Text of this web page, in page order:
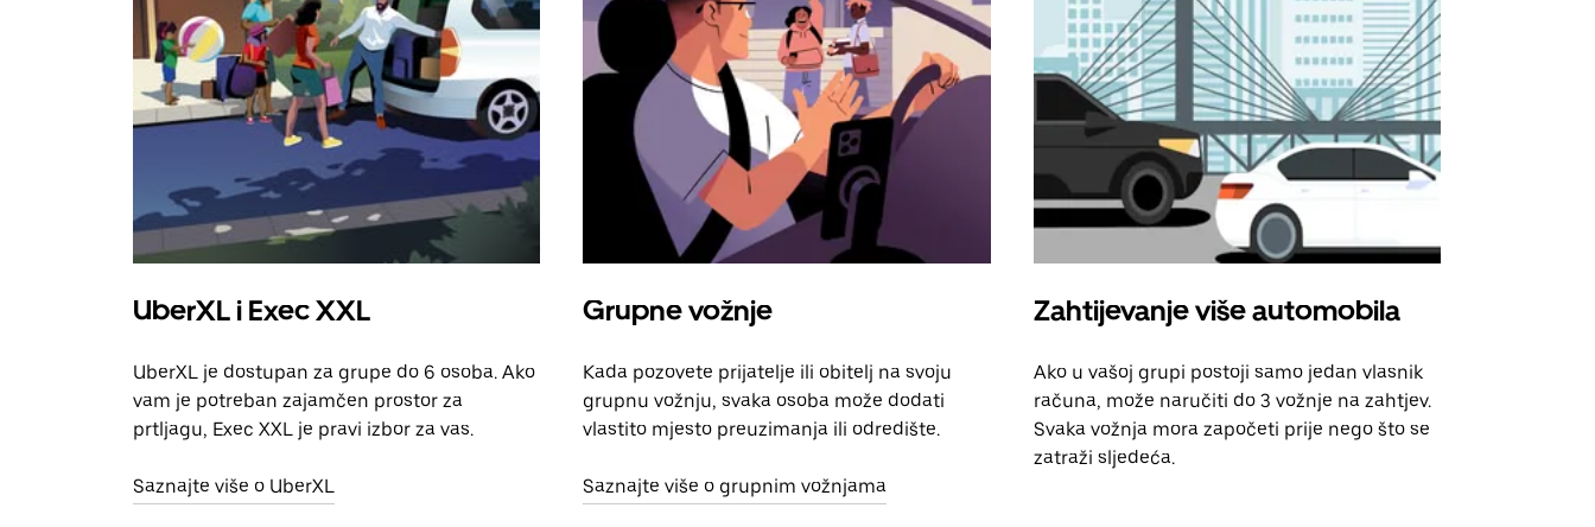
UberXL i Exec XXL
UberXL je dostupan za grupe do 6 osoba. Ako
vam je potreban zajamčen prostor za
prtljagu, Exec XXL je pravi izbor za vas.
Saznajte više o UberXL
Grupne vožnje
Kada pozovete prijatelje ili obitelj na svoju
grupnu vožnju, svaka osoba može dodati
vlastito mjesto preuzimanja ili odredište.
Saznajte više o grupnim vožnjama
Zahtijevanje više automobila
Ako u vašoj grupi postoji samo jedan vlasnik
računa, može naručiti do 3 vožnje na zahtjev.
Svaka vožnja mora započeti prije nego što se
zatraži sljedeća.